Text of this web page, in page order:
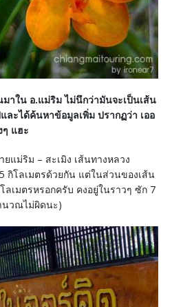
าใน อ.แม่ริม ไม่นึกว่ามันจะเป็นเส้น
ละได้ค้นหาข้อมูลเพิ่ม ปรากฏว่า เออ
ๆ แฮะ
แม่ริม – สะเมิง เส้นทางหลวง
กิโลเมตรด้วยกัน แต่ในส่วนของเส้น
ลเมตรหรอกครับ คงอยู่ในราวๆ ซัก 7
นวณไม่ผิดนะ)